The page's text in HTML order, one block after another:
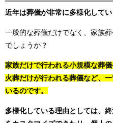
近年は葬儀が非常に多様化してい
一般的な葬儀だけでなく、家族
でしょうか？
家族だけで行われる小規模な葬
火葬だけが行われる葬儀など、
いるのです。
多様化している理由としては、